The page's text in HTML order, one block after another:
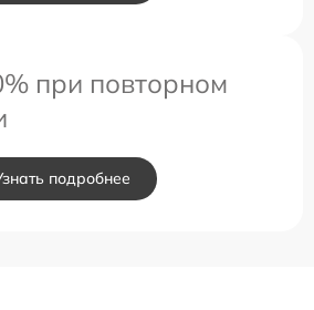
при повторном
подробнее